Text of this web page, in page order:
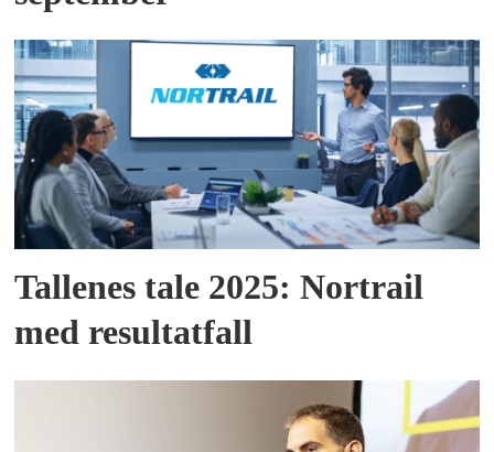
Tallenes tale 2025: Nortrail
med resultatfall